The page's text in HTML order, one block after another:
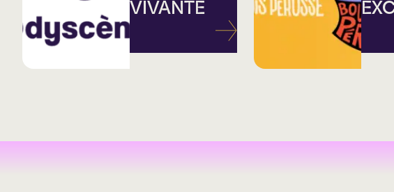
VIVANTE